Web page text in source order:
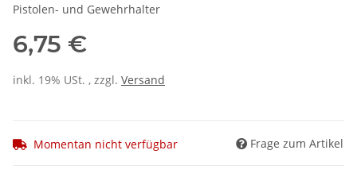
Pistolen- und Gewehrhalter
6,75 €
inkl. 19% USt. , zzgl. Versand
Momentan nicht verfügbar Frage zum Artikel